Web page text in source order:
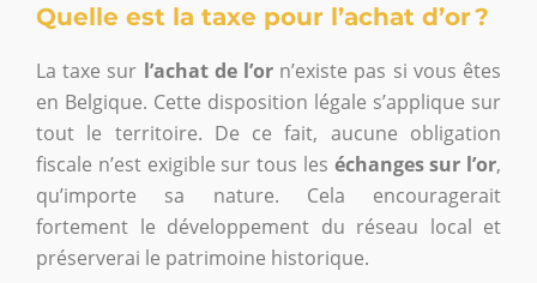
Quelle est la taxe pour l’achat d’or ?
La taxe sur l’achat de l’or n’existe pas si vous êtes
en Belgique. Cette disposition légale s’applique sur
tout le territoire. De ce fait, aucune obligation
fiscale n’est exigible sur tous les échanges sur l’or,
qu’importe sa nature. Cela encouragerait
fortement le développement du réseau local et
préserverai le patrimoine historique.